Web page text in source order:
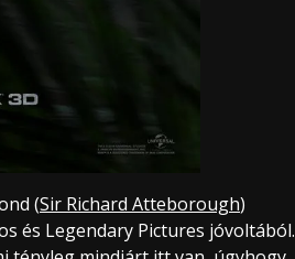
(Sir Richard Atteborough)
és Legendary Pictures jóvoltából.